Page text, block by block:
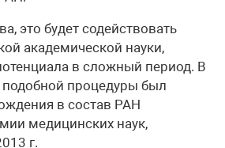
это будет содействовать
академической науки,
в сложный период. В
подобной процедуры был
в состав РАН
медицинских наук,
г.